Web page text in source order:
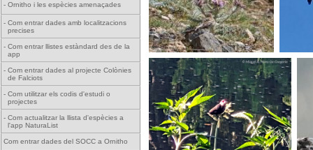
- Ornitho i les espècies amenaçades
- Com entrar dades amb localitzacions
precises
- Com entrar llistes estàndard des de la
app
- Com entrar dades al projecte Colònies
de Falciots
- Com utilitzar els codis d'estudi o
projectes
- Com actualitzar la llista d'espècies a
l'app NaturaList
Com entrar dades del SOCC a Ornitho